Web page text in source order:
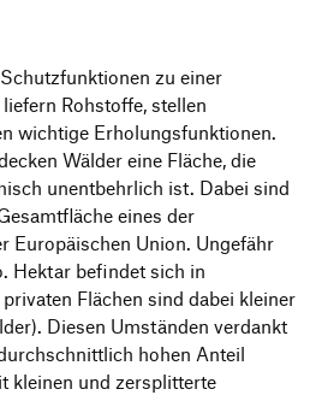
zu einer
Rohstoffe, stellen
wichtige Erholungsfunktionen.
Wälder eine Fläche, die
unentbehrlich ist. Dabei sind
eines der
Europäischen Union. Ungefähr
Hektar befindet sich in
Flächen sind dabei kleiner
Diesen Umständen verdankt
hohen Anteil
kleinen und zersplitterte